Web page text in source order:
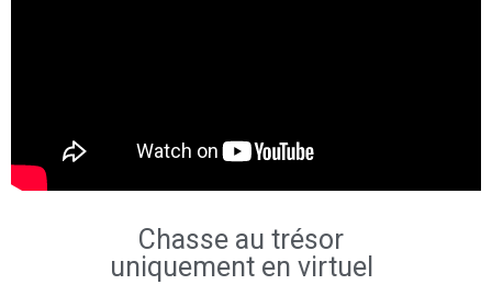
Chasse au trésor
uniquement en virtuel